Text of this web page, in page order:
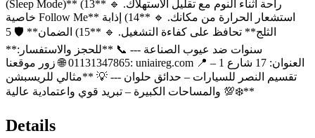
(Sleep Mode)** راحة أثناء النوم مع تقليل الاستهلاك. 🔹 **13)
خاصية Follow Me** استشعار الحرارة من مكانك. 🔹 **14) إذابة
الثلج** تحافظ على كفاءة التشغيل. 🔹 **15) الضمان** 🛡️ 5
سنوات ضد عيوب الصناعة --- 📞 **للحجز والاستفسار:**
01131347865 🌐 زور موقعنا: uniaireg.com 📍 العنوان: 17 شارع 1 –
تقسيم النصر للسيارات – حدائق حلوان --- 💡 **مثالي للريسبشن
والمساحات الكبيرة – تبريد قوي واعتمادية عالية 💯❄️**
Details